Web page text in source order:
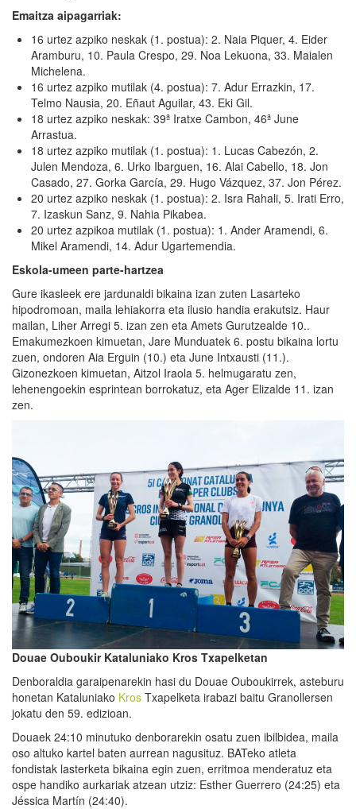
Emaitza aipagarriak:
16 urtez azpiko neskak (1. postua): 2. Naia Piquer, 4. Eider
Aramburu, 10. Paula Crespo, 29. Noa Lekuona, 33. Maialen
Michelena.
16 urtez azpiko mutilak (4. postua): 7. Adur Errazkin, 17.
Telmo Nausia, 20. Eñaut Aguilar, 43. Eki Gil.
18 urtez azpiko neskak: 39ª Iratxe Cambon, 46ª June
Arrastua.
18 urtez azpiko mutilak (1. postua): 1. Lucas Cabezón, 2.
Julen Mendoza, 6. Urko Ibarguen, 16. Alai Cabello, 18. Jon
Casado, 27. Gorka García, 29. Hugo Vázquez, 37. Jon Pérez.
20 urtez azpiko neskak (1. postua): 2. Isra Rahali, 5. Irati Erro,
7. Izaskun Sanz, 9. Nahia Pikabea.
20 urtez azpikoa mutilak (1. postua): 1. Ander Aramendi, 6.
Mikel Aramendi, 14. Adur Ugartemendia.
Eskola-umeen parte-hartzea
Gure ikasleek ere jardunaldi bikaina izan zuten Lasarteko
hipodromoan, maila lehiakorra eta ilusio handia erakutsiz. Haur
mailan, Liher Arregi 5. izan zen eta Amets Gurutzealde 10..
Emakumezkoen kimuetan, Jare Munduatek 6. postu bikaina lortu
zuen, ondoren Aia Erguin (10.) eta June Intxausti (11.).
Gizonezkoen kimuetan, Aitzol Iraola 5. helmugaratu zen,
lehenengoekin esprintean borrokatuz, eta Ager Elizalde 11. izan
zen.
Douae OuboukirKataluniako Kros Txapelketan
Denboraldia garaipenarekin hasi du Douae Ouboukirrek, asteburu
honetan Kataluniako Kros Txapelketa irabazi baitu Granollersen
jokatu den 59. edizioan.
Douaek 24:10 minutuko denborarekin osatu zuen ibilbidea, maila
oso altuko kartel baten aurrean nagusituz. BATeko atleta
fondistak lasterketa bikaina egin zuen, erritmoa menderatuz eta
ospe handiko aurkariak atzean utziz: Esther Guerrero (24:25) eta
Jéssica Martín (24:40).